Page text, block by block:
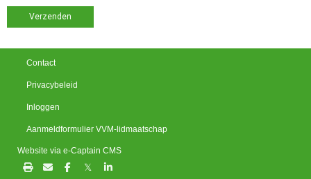
Verzenden
Contact
Privacybeleid
Inloggen
Aanmeldformulier VVM-lidmaatschap
Website via e-Captain CMS
𝕏